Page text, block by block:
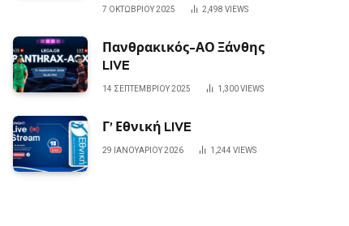
7 ΟΚΤΩΒΡΊΟΥ 2025 2,498 VIEWS
Πανθρακικός-ΑΟ Ξάνθης
LIVE
14 ΣΕΠΤΕΜΒΡΊΟΥ 2025 1,300VIEWS
Γ’ Εθνική LIVE
29 ΙΑΝΟΥΑΡΊΟΥ 2026 1,244 VIEWS